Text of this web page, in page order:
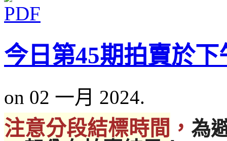
今日第45期拍賣於
on 02 一月 2024.
注意分段結標時間 ， 為